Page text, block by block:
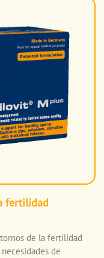
fertilidad
de la fertilidad
de